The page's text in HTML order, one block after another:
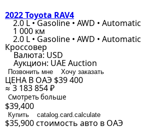
2022 Toyota RAV4
2.0 L • Gasoline • AWD • Automatic
1 000 км
2.0 L • Gasoline • AWD • Automatic
Кроссовер
Валюта: USD
Аукцион: UAE Auction
Позвонить мне Хочу заказать
ЦЕНА В ОАЭ $39 400
≈ 3 183 854 ₽
Смотреть больше
$39,400
Купить catalog.card.calculate
$35,900стоимость авто в ОАЭ